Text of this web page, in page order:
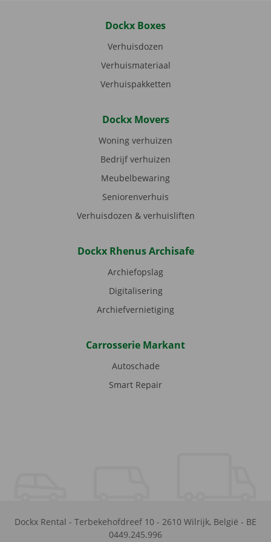
Dockx Boxes
Verhuisdozen
Verhuismateriaal
Verhuispakketten
Dockx Movers
Woning verhuizen
Bedrijf verhuizen
Meubelbewaring
Seniorenverhuis
Verhuisdozen & verhuisliften
Dockx Rhenus Archisafe
Archiefopslag
Digitalisering
Archiefvernietiging
Carrosserie Markant
Autoschade
Smart Repair
Dockx Rental - Terbekehofdreef 10 - 2610 Wilrijk, België - BE
0449.245.996